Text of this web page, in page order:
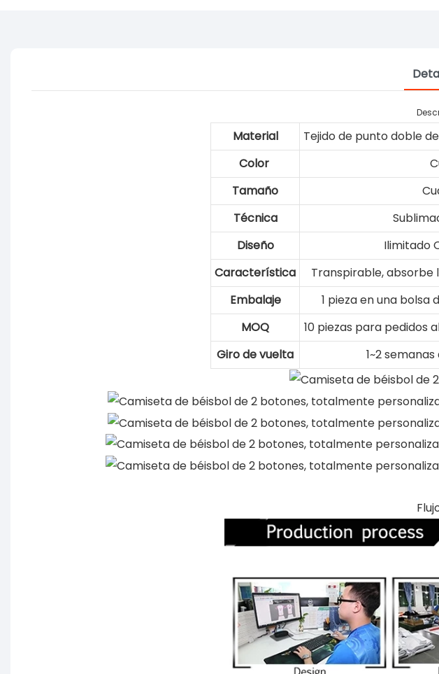
Material
Tejido de punto doble
Color
Tamaño
Técnica
Diseño
Ilimitado
Característica
Transpirable, absorbe
Embalaje
1 pieza en una bolsa
MOQ
10 piezas para pedidos
Giro de vuelta
1~2